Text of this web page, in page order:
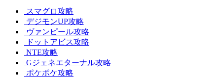
スマグロ攻略
デジモンUP攻略
ヴァンピール攻略
ドットアビス攻略
NTE攻略
Gジェネエターナル攻略
ポケポケ攻略